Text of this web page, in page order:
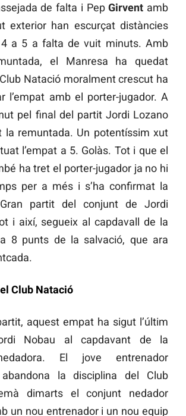
de falta i PepGirvent amb
exterior han escurçat distàncies
a 5 a falta de vuit minuts. Amb
el Manresa ha quedat
Natació moralment crescut ha
l’empat amb el porter-jugador. A
pel final del partit Jordi Lozano
la remuntada. Un potentíssim xut
l’empat a 5. Golàs. Tot i que el
ha tret el porter-jugador ja no hi
per a més i s’ha confirmat la
partit del conjunt de Jordi
i així, segueix al capdavall de la
8 punts de la salvació, que ara
Club Natació
aquest empat ha sigut l’últim
Nobau al capdavant de la
El jove entrenador
abandona la disciplina del Club
dimarts el conjunt nedador
un nou entrenador i un nou equip